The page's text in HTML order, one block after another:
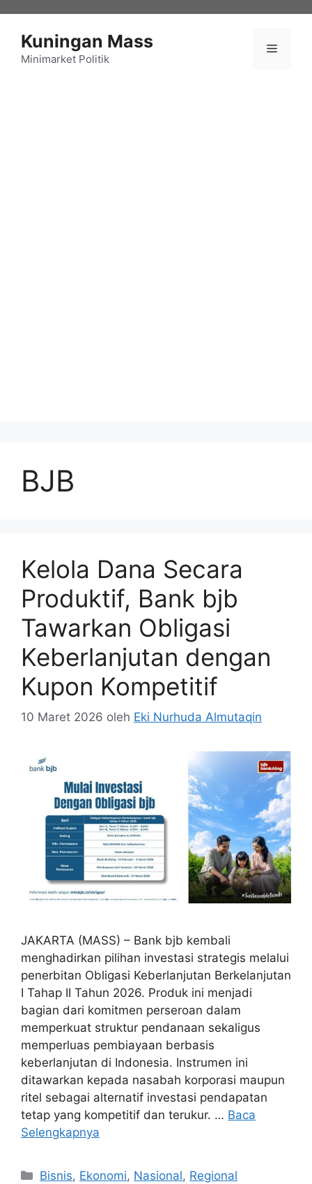
Kuningan Mass
Minimarket Politik
Menu
BJB
Kelola Dana Secara
Produktif, Bank bjb
Tawarkan Obligasi
Keberlanjutan dengan
Kupon Kompetitif
10 Maret 2026 oleh Eki Nurhuda Almutaqin
JAKARTA (MASS) – Bank bjb kembali
menghadirkan pilihan investasi strategis melalui
penerbitan Obligasi Keberlanjutan Berkelanjutan
I Tahap II Tahun 2026. Produk ini menjadi
bagian dari komitmen perseroan dalam
memperkuat struktur pendanaan sekaligus
memperluas pembiayaan berbasis
keberlanjutan di Indonesia. Instrumen ini
ditawarkan kepada nasabah korporasi maupun
ritel sebagai alternatif investasi pendapatan
tetap yang kompetitif dan terukur. … Baca
Selengkapnya
Kategori
Bisnis, Ekonomi, Nasional, Regional